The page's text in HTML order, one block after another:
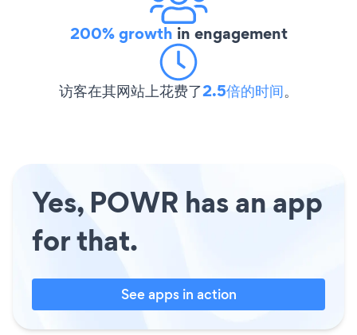
200% growth in engagement
访客在其网站上花费了2.5倍的时间。
Yes, POWR has an app
for that.
See apps in action